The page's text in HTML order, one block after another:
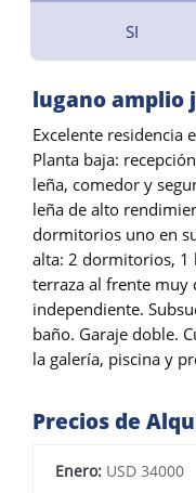
SI
lugano amplio
Excelente residencia
Planta baja:
leña, comedor y
leña de alto
dormitorios uno en
alta: 2 dormitorios, 1
terraza al frente
independiente.
baño. Garaje doble.
la galería, piscina y
Precios de
Enero: USD 34000